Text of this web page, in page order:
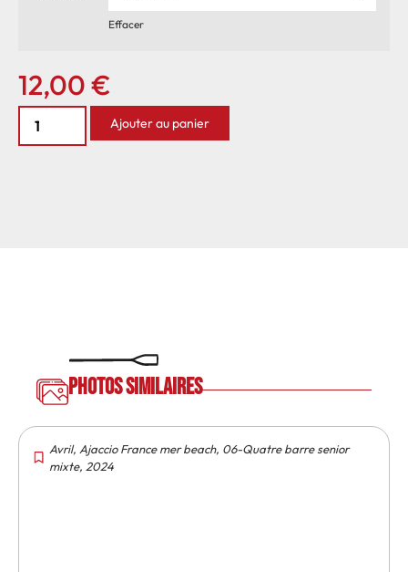
Effacer
12,00€
Ajouter au panier
Photos similaires
Avril, Ajaccio France mer beach, 06-Quatre barre senior
mixte, 2024